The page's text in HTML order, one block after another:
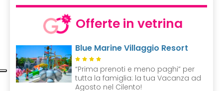
Offerte in vetrina
Blue Marine Villaggio Resort
“Prima prenoti e meno paghi” per
tutta la famiglia: la tua Vacanza ad
Agosto nel Cilento!